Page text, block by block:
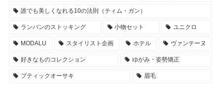
誰でも美しくなれる10の法則（ティム・ガン）
ランバンのストッキング 小物セット ユニクロ
MODALU スタイリスト企画 ホテル ヴァンテーヌ
好きなものコレクション ゆがみ・姿勢矯正
ブティックオーサキ 眉毛